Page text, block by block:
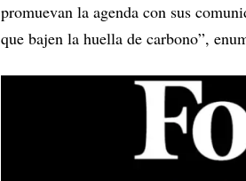
promuevan la agenda con sus
que bajen la huella de carbono”,